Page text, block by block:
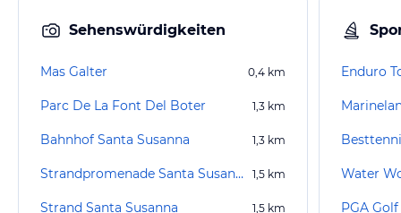
Sehenswürdigkeiten
Mas Galter 0,4 km
Parc De La Font Del Boter 1,3 km
Bahnhof Santa Susanna 1,3 km
Strandpromenade Santa Susanna 1,5 km
Strand Santa Susanna 1,5 km
Enduro
Water
PGA